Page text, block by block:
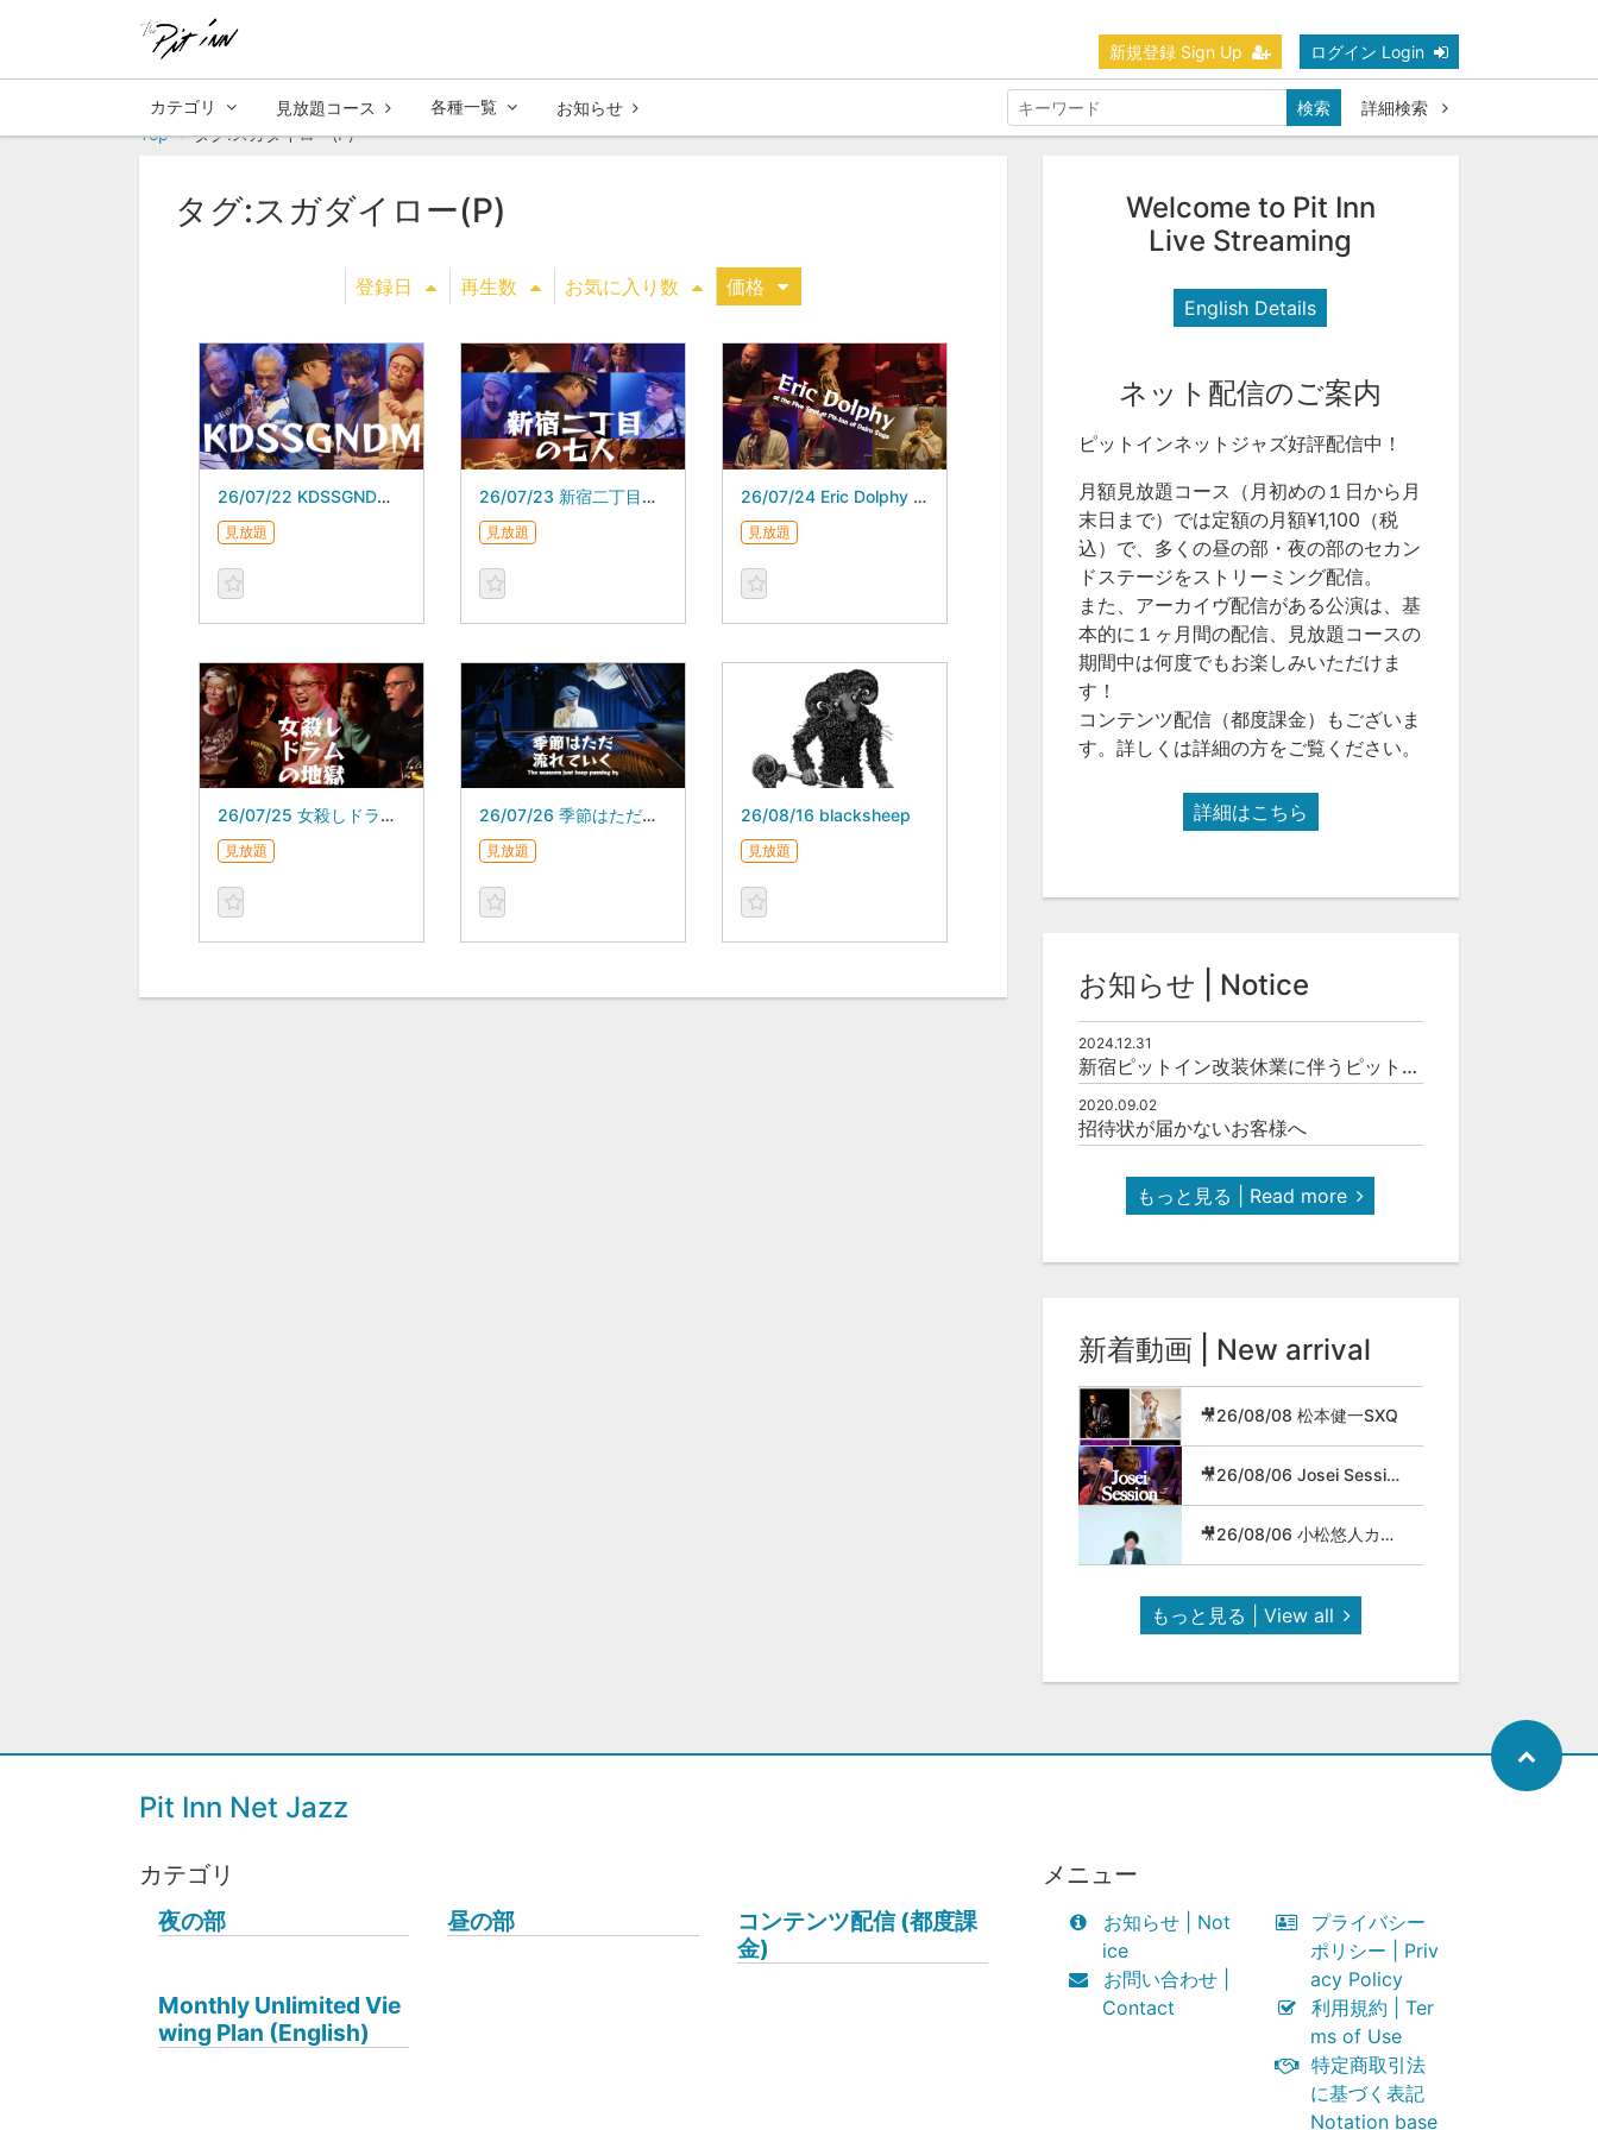
新規登録 Sign Up ログイン Login
カテゴリ 見放題コース 各種一覧 お知らせ 検索
詳細検索
Top
タグ:スガダイロー(P)
タグ:スガダイロー(P)
登録日 再生数 お気に入り数 価格
26/07/22 KDSSGNDM スガダイロー 5DAYS
見放題
26/07/23 新宿二丁目の七人 スガダイロー 5DAYS
見放題
26/07/24 Eric Dolphy at the Five Spot at Pit-Inn of Dairo Suga スガダイロー 5DAYS
見放題
26/07/25 女殺しドラムの地獄 スガダイロー 5DAYS
見放題
26/07/26 季節はただ流れていく スガダイロー 5DAYS
見放題
26/08/16 blacksheep
見放題
Welcome to Pit Inn
Live Streaming
English Details
ネット配信のご案内
ピットインネットジャズ好評配信中！
月額見放題コース（月初めの１日から月
末日まで）では定額の月額¥1,100（税
込）で、多くの昼の部・夜の部のセカン
ドステージをストリーミング配信。
また、アーカイヴ配信がある公演は、基
本的に１ヶ月間の配信、見放題コースの
期間中は何度でもお楽しみいただけま
す！
コンテンツ配信（都度課金）もございま
す。詳しくは詳細の方をご覧ください。
詳細はこちら
お知らせ | Notice
2024.12.31
新宿ピットイン改装休業に伴うピットインネットジャズのご案内
2020.09.02
招待状が届かないお客様へ
もっと見る | Read more
新着動画 | New arrival
🎥26/08/08 松本健一SXQ
🎥26/08/06 Josei Session
🎥26/08/06 小松悠人カルテット
もっと見る | View all
Pit Inn Net Jazz
カテゴリ
夜の部
昼の部
コンテンツ配信 (都度課
金)
Monthly Unlimited Vie
wing Plan (English)
メニュー
お知らせ | Not
ice
お問い合わせ |
Contact
プライバシー
ポリシー | Priv
acy Policy
利用規約 | Ter
ms of Use
特定商取引法
に基づく表記
Notation base